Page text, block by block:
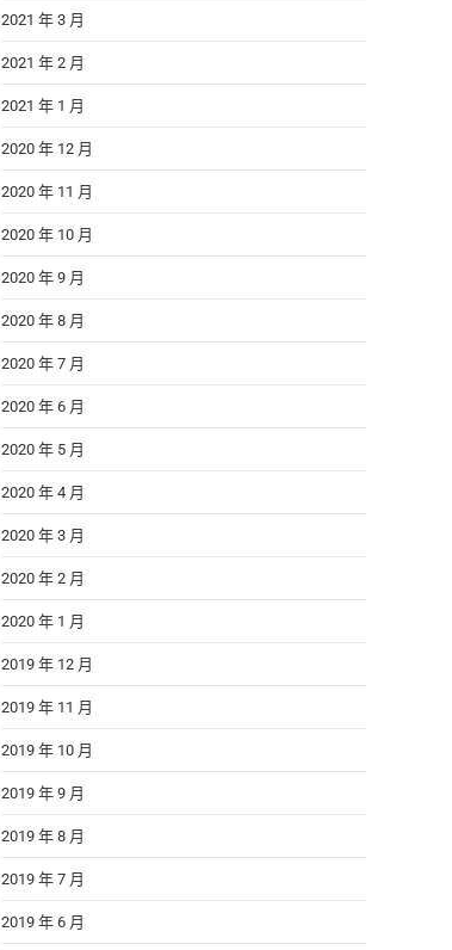
2021 年 3 月
2021 年 2 月
2021 年 1 月
2020 年 12 月
2020 年 11 月
2020 年 10 月
2020 年 9 月
2020 年 8 月
2020 年 7 月
2020 年 6 月
2020 年 5 月
2020 年 4 月
2020 年 3 月
2020 年 2 月
2020 年 1 月
2019 年 12 月
2019 年 11 月
2019 年 10 月
2019 年 9 月
2019 年 8 月
2019 年 7 月
2019 年 6 月